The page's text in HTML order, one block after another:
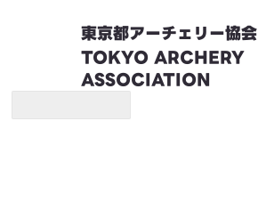
東京都アーチェリー協会
TOKYO ARCHERY
ASSOCIATION